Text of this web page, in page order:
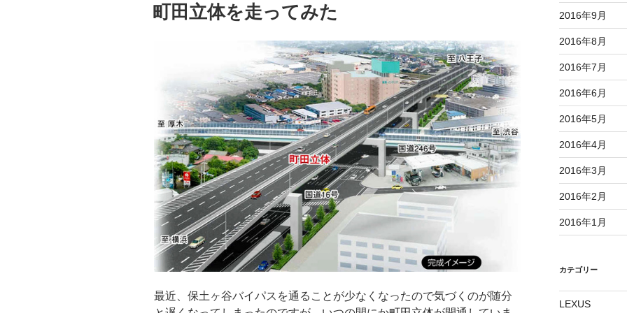
b
o
d
o
日:
町田立体を走ってみた
最近、保土ヶ谷バイパスを通ることが少なくなったので気づくのが随分
2016年9月
2016年8月
2016年7月
2016年6月
2016年5月
2016年4月
2016年3月
2016年2月
2016年1月
カテゴリー
LEXUS